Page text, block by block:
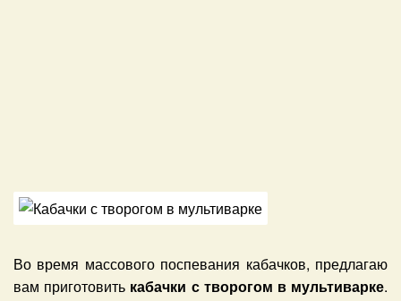
Во время массового поспевания кабачков, предлагаю
вам приготовить кабачки с творогом в мультиварке.